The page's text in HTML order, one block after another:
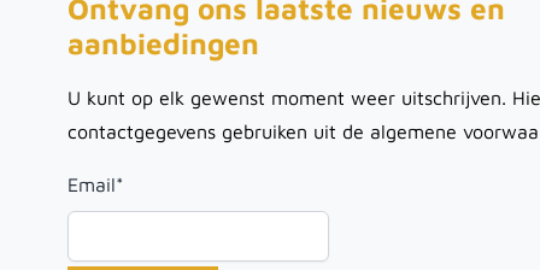
Ontvang ons laatste nieuws en
aanbiedingen
U kunt op elk gewenst moment weer uitschrijven.
contactgegevens gebruiken uit de algemene
Email*